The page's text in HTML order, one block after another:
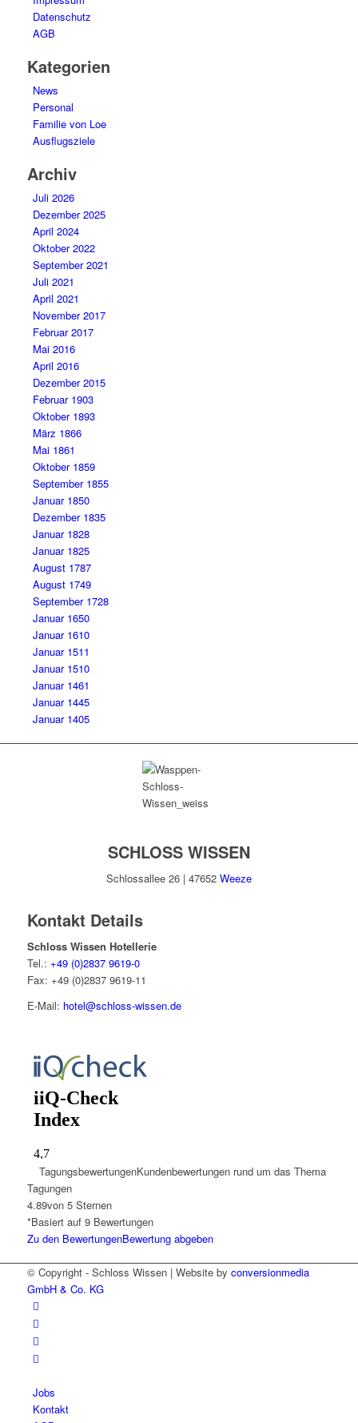
Datenschutz
AGB
Kategorien
News
Personal
Familie von Loe
Ausflugsziele
Archiv
Juli 2026
Dezember 2025
April 2024
Oktober 2022
September 2021
Juli 2021
April 2021
November 2017
Februar 2017
Mai 2016
April 2016
Dezember 2015
Februar 1903
Oktober 1893
März 1866
Mai 1861
Oktober 1859
September 1855
Januar 1850
Dezember 1835
Januar 1828
Januar 1825
August 1787
August 1749
September 1728
Januar 1650
Januar 1610
Januar 1511
Januar 1510
Januar 1461
Januar 1445
Januar 1405
SCHLOSS WISSEN
Schlossallee 26 | 47652 Weeze
Kontakt Details
Schloss Wissen Hotellerie
Tel.: +49 (0)2837 9619-0
Fax: +49 (0)2837 9619-11
E-Mail: hotel@schloss-wissen.de
TagungsbewertungenKundenbewertungen rund um das Thema
Tagungen
4.89von 5 Sternen
*Basiert auf 9Bewertungen
Zu den BewertungenBewertung abgeben
© Copyright - Schloss Wissen | Website by conversionmedia
GmbH & Co. KG
Jobs
Kontakt